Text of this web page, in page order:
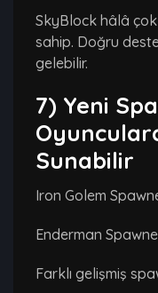
SkyBlock hâlâ
sahip. Doğru
gelebilir.
7) Yeni
Sunabilir
Iron Golem
Enderman
Farklı gelişmiş